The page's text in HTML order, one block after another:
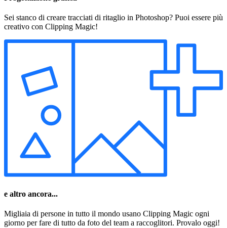
Sei stanco di creare tracciati di ritaglio in Photoshop? Puoi essere più
creativo con Clipping Magic!
e altro ancora...
Migliaia di persone in tutto il mondo usano Clipping Magic ogni
giorno per fare di tutto da foto del team a raccoglitori. Provalo oggi!